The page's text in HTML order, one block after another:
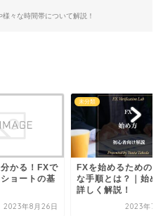
々な時間帯について解説！
かる！FXで
ョートの基
2023年8月26日
未分類
FXを始めるための
な手順とは？｜始め
詳しく解説！
2023年7